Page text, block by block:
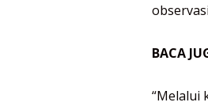
BACA
“Melalui